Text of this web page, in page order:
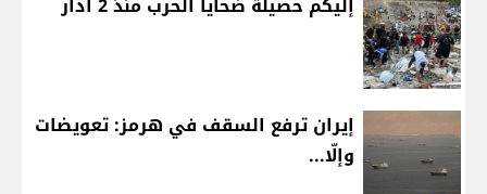
إيران ترفع السقف في هرمز: تعويضات
وإلّا...